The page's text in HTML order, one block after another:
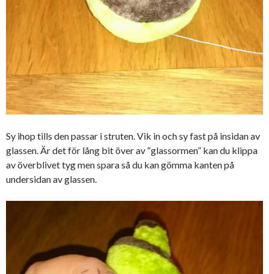
Sy ihop tills den passar i struten. Vik in och sy fast på insidan av
glassen. Är det för lång bit över av “glassormen” kan du klippa
av överblivet tyg men spara så du kan gömma kanten på
undersidan av glassen.